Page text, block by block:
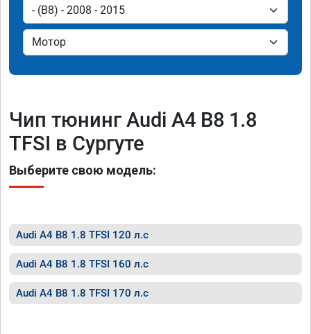
Чип тюнинг Audi A4 B8 1.8
TFSI в Сургуте
Выберите свою модель:
Audi A4 B8 1.8 TFSI 120 л.с
Audi A4 B8 1.8 TFSI 160 л.с
Audi A4 B8 1.8 TFSI 170 л.с